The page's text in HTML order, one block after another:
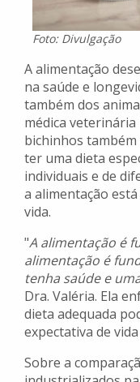
Foto: Divulgação
A alimentação
na saúde e
também dos
médica
bichinhos também
ter uma dieta
individuais e de
a alimentação
vida.
"A alimentação é
alimentação é
tenha saúde e
Dra. Valéria. Ela
dieta adequada
expectativa de
Sobre a